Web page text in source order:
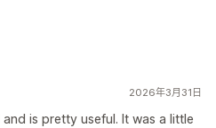
2026年3月31日
is pretty useful. It was a little